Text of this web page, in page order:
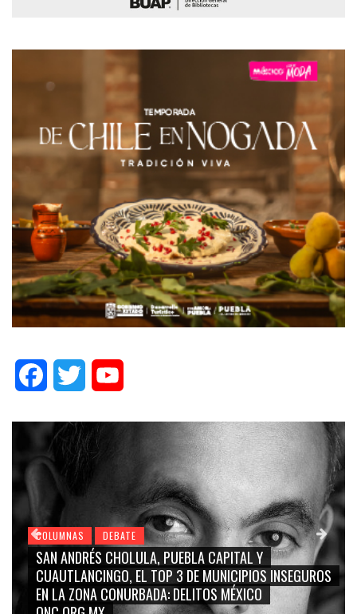
FacebookTwitter
COLUMNAS DEBATE
GRACE PALOMARES, NAY SALVATORI, SERGIO MAYER,
CARMEN SALINAS “LA CORCHOLATA”, CUAUHTÉMOC
BLANCO, SILVIA PINAL: LA TRIVIALIZACIÓN Y